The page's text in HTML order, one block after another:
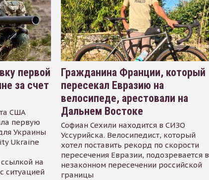
первой
за счет
США
первую
Украины
Ukraine
на
ситуацией
Гражданина Франции, который
пересекал Евразию на
велосипеде, арестовали на
Дальнем Востоке
Софиан Сехили находится в СИЗО
Уссурийска. Велосипедист, который
хотел поставить рекорд по скорости
пересечения Евразии, подозревается в
незаконном пересечении российской
границы